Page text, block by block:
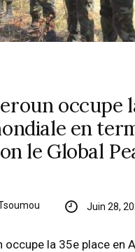
occupe
en
le Global
Juin 28,
occupe la 35e place en